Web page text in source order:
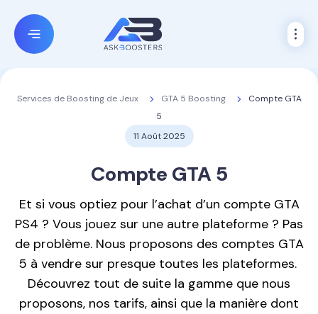
Services de Boosting de Jeux GTA 5 Boosting
Compte GTA
5
11 Août 2025
Compte GTA 5
Et si vous optiez pour l’achat d’un compte GTA
PS4 ? Vous jouez sur une autre plateforme ? Pas
de problème. Nous proposons des comptes GTA
5 à vendre sur presque toutes les plateformes.
Découvrez tout de suite la gamme que nous
proposons, nos tarifs, ainsi que la manière dont